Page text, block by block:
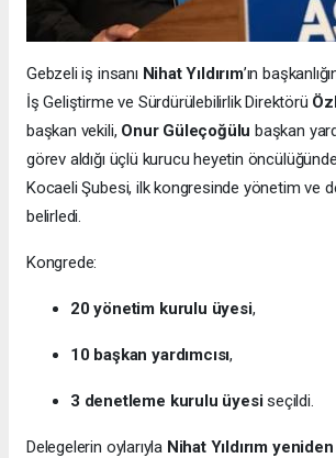
Gebzeli iş insanı Nihat Yıldırım’ın
İş Geliştirme ve Sürdürülebilirlik Direktörü
başkan vekili, Onur Güleçoğülu başkan
görev aldığı üçlü kurucu heyetin
Kocaeli Şubesi, ilk kongresinde yönetim ve
belirledi.
Kongrede:
20 yönetim kurulu üyesi,
10 başkan yardımcısı,
3 denetleme kurulu üyesiseçildi.
Delegelerin oylarıyla Nihat Yıldırım